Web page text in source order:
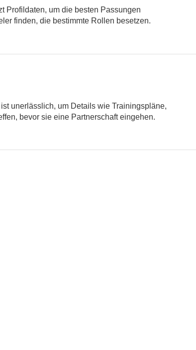
Profildaten, um die besten Passungen
finden, die bestimmte Rollen besetzen.
unerlässlich, um Details wie Trainingspläne,
bevor sie eine Partnerschaft eingehen.